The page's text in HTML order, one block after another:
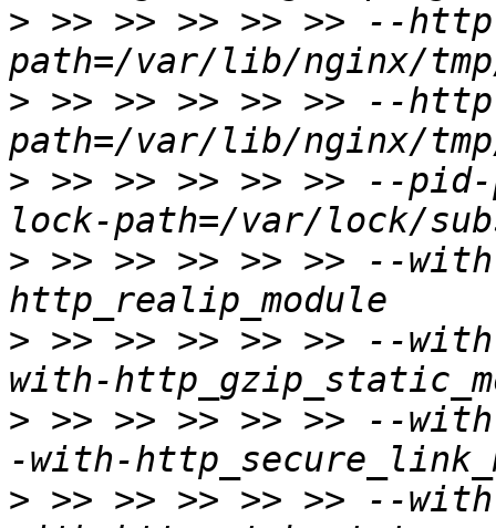
> >> >> >> >> >> --
> >> >> >> >> >> --
> >> >> >> >> >> --
> >> >> >> >> >> --
> >> >> >> >> >> --
> >> >> >> >> >> --
> >> >> >> >> >> --